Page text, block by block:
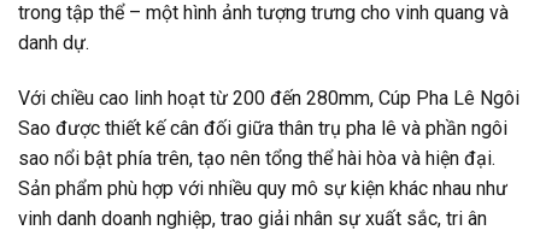
trong tập thể – một hình ảnh tượng trưng cho vinh quang và
danh dự.
Với chiều cao linh hoạt từ 200 đến 280mm, Cúp Pha Lê Ngôi
Sao được thiết kế cân đối giữa thân trụ pha lê và phần ngôi
sao nổi bật phía trên, tạo nên tổng thể hài hòa và hiện đại.
Sản phẩm phù hợp với nhiều quy mô sự kiện khác nhau như
vinh danh doanh nghiệp, trao giải nhân sự xuất sắc, tri ân